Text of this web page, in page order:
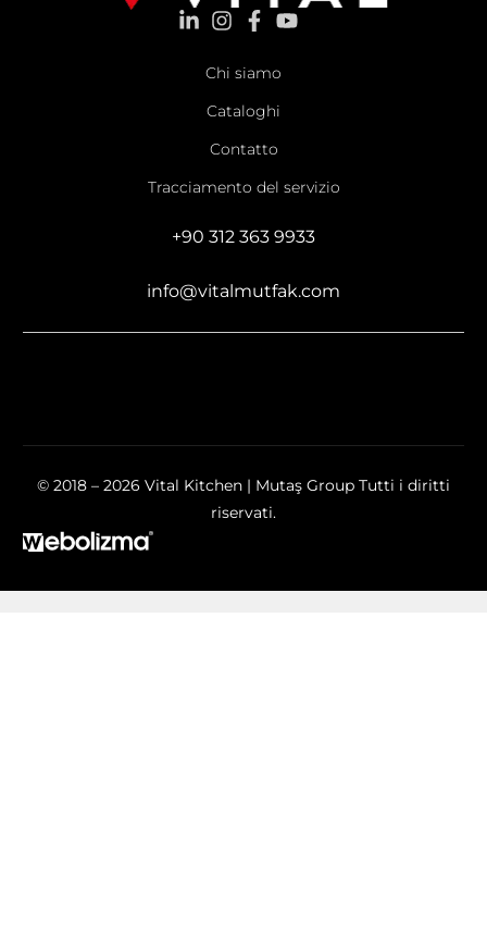
Chi siamo
Cataloghi
Contatto
Tracciamento del servizio
+90 312 363 9933
info@vitalmutfak.com
© 2018 – 2026 Vital Kitchen | Mutaş Group Tutti i diritti
riservati.